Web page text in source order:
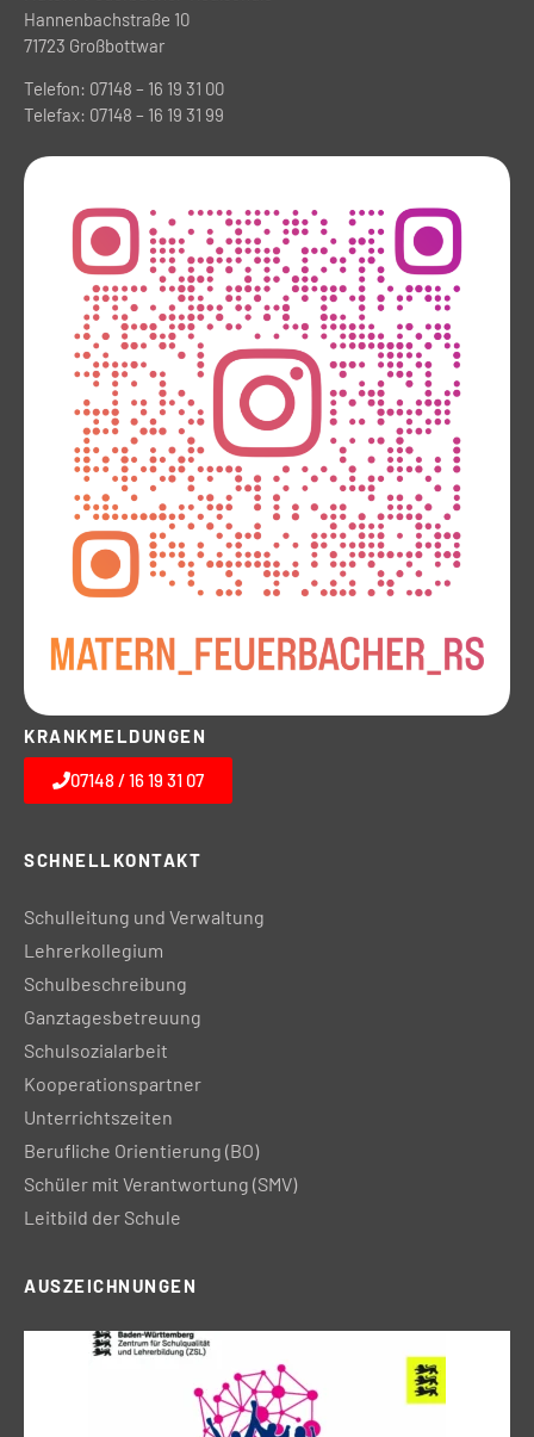
Hannenbachstraße 10
71723 Großbottwar
Telefon: 07148 – 16 19 31 00
Telefax: 07148 – 16 19 31 99
KRANKMELDUNGEN
07148 / 16 19 31 07
SCHNELLKONTAKT
Schulleitung und Verwaltung
Lehrerkollegium
Schulbeschreibung
Ganztagesbetreuung
Schulsozialarbeit
Kooperationspartner
Unterrichtszeiten
Berufliche Orientierung (BO)
Schüler mit Verantwortung (SMV)
Leitbild der Schule
AUSZEICHNUNGEN